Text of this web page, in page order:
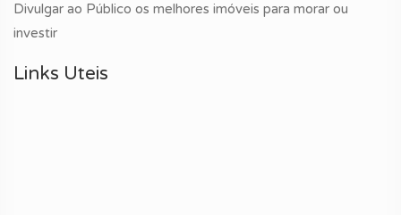
Divulgar ao Público os melhores imóveis para morar ou
investir
Links Uteis